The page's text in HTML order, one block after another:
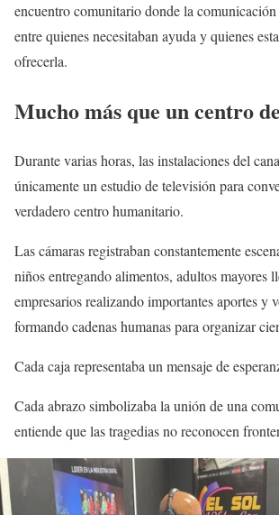
encuentro comunitario donde la
entre quienes necesitaban ayuda y quienes
ofrecerla.
Mucho más que un centro
Durante varias horas, las instalaciones del
únicamente un estudio de televisión para
verdadero centro humanitario.
Las cámaras registraban constantemente
niños entregando alimentos, adultos mayores
empresarios realizando importantes aportes y
formando cadenas humanas para organizar
Cada caja representaba un mensaje de
Cada abrazo simbolizaba la unión de una
entiende que las tragedias no reconocen